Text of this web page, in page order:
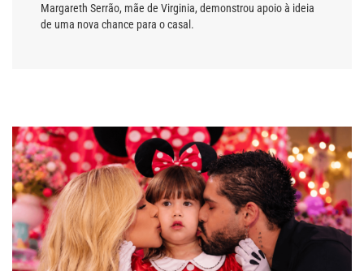
Margareth Serrão, mãe de Virginia, demonstrou apoio à ideia
de uma nova chance para o casal.